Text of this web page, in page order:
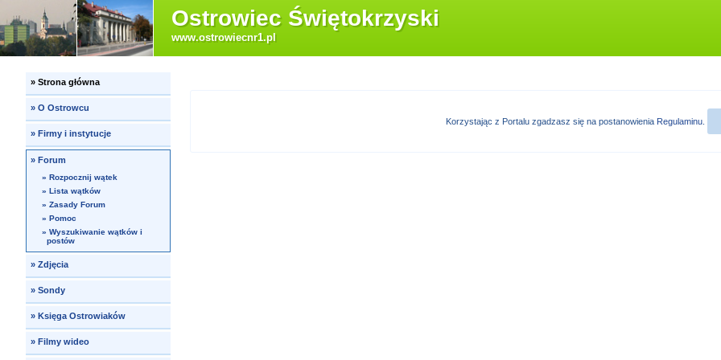
Ostrowiec Świętokrzyski
www.ostrowiecnr1.pl
» Strona główna
» O Ostrowcu
» Firmy i instytucje
»Forum
» Rozpocznij wątek
» Lista wątków
» Zasady Forum
» Pomoc
» Wyszukiwanie wątków i
postów
» Zdjęcia
» Sondy
» Księga Ostrowiaków
» Filmy wideo
Korzystając z Portalu zgadzasz się na postanowienia Regulaminu